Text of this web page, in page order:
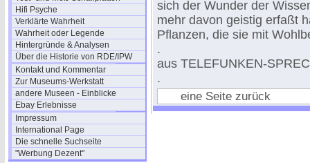
Hifi Psyche
Verklärte Wahrheit
Wahrheit oder Legende
Hintergründe & Analysen
Über die Historie von RDE/IPW
Kontakt und Kommentar
Zur Museums-Werkstatt
andere Museen - Einblicke
Ebay Erlebnisse
Impressum
International Page
Die schnelle Suchseite
"Werbung Dezent"
sich der Wunder der
mehr davon geistig erfaßt
Pflanzen, die sie mit
.
aus TELEFUNKEN-
.
eine Seite zurück